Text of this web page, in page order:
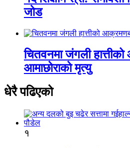
जोड
चितवनमा जंगली
आमाछोराको मृत्यु
धेरै पढिएको
१